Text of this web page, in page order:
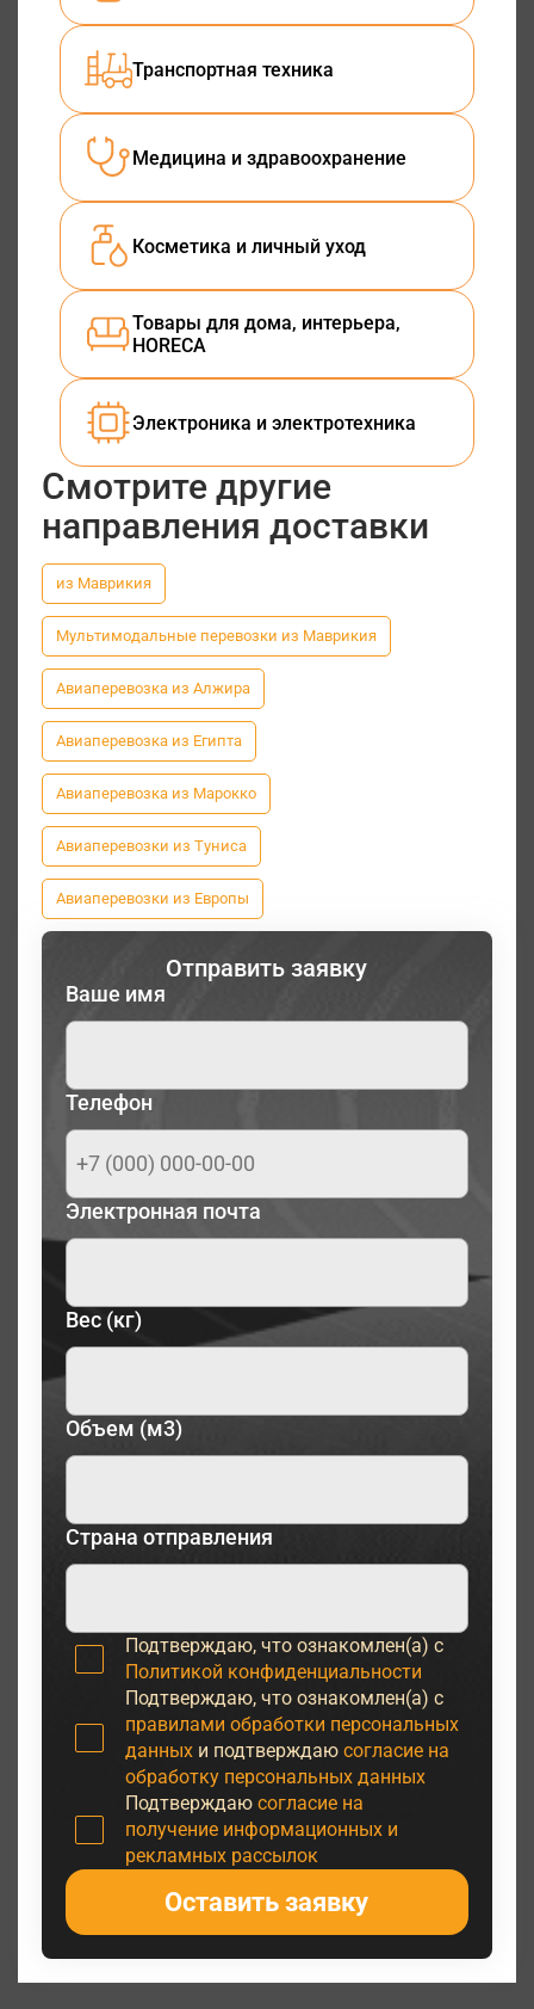
Транспортная техника
Медицина и здравоохранение
Косметика и личный уход
Товары для дома, интерьера,
HORECA
Электроника и электротехника
Смотрите другие
направления доставки
из Маврикия
Мультимодальные перевозки из Маврикия
Авиаперевозка из Алжира
Авиаперевозка из Египта
Авиаперевозка из Марокко
Авиаперевозки из Туниса
Авиаперевозки из Европы
Отправить заявку
Ваше имя
Телефон
Электронная почта
Вес (кг)
Объем (м3)
Страна отправления
Подтверждаю, что ознакомлен(а) с
Политикой конфиденциальности
Подтверждаю, что ознакомлен(а) с
правилами обработки персональных
данныхи подтверждаю согласие на
обработку персональных данных
Подтверждаю согласие на
получение информационных и
рекламных рассылок
Оставить заявку